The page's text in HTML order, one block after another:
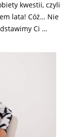
kwestii, czyli
lata! Cóż… Nie
Ci …